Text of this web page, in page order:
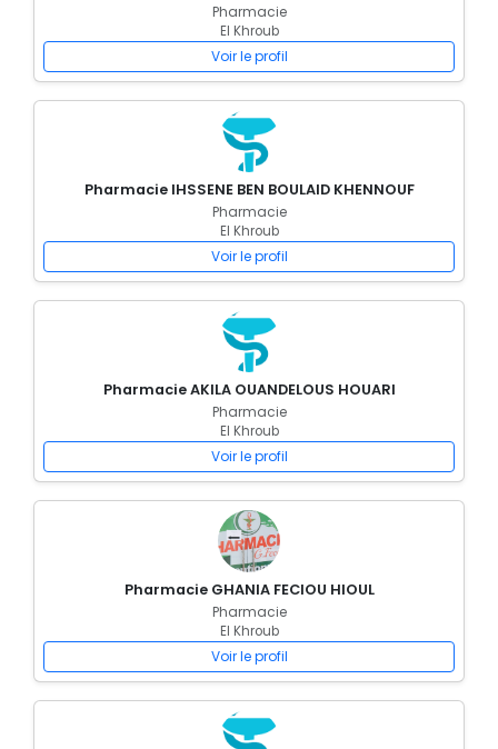
Pharmacie
El Khroub
Voir le profil
Pharmacie IHSSENE BEN BOULAID KHENNOUF
Pharmacie
El Khroub
Voir le profil
Pharmacie AKILA OUANDELOUS HOUARI
Pharmacie
El Khroub
Voir le profil
Pharmacie GHANIA FECIOU HIOUL
Pharmacie
El Khroub
Voir le profil